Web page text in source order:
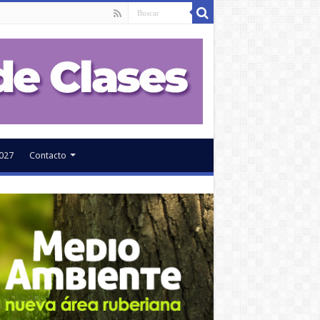
Contacto